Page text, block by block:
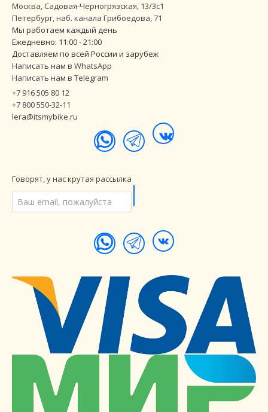
Москва, Садовая-Черногрязская, 13/3с1
Петербург,наб. канала Грибоедова, 71
Мы работаем каждый день
Ежедневно: 11:00 - 21:00
Доставляем по всей России и зарубеж
Написать нам в WhatsApp
Написать нам в Telegram
+7 916 505 80 12
+7 800 550-32-11
lera@itsmybike.ru
Говорят, у нас крутая рассылка